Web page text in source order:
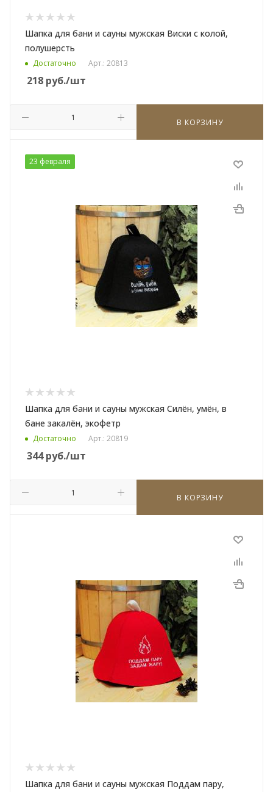
Шапка для бани и сауны мужская Виски с колой,
полушерсть
Достаточно Арт.: 20813
218 руб./шт
В КОРЗИНУ
23 февраля
Шапка для бани и сауны мужская Силён, умён, в
бане закалён, экофетр
Достаточно Арт.: 20819
344руб./шт
В КОРЗИНУ
Шапка для бани и сауны мужская Поддам пару,